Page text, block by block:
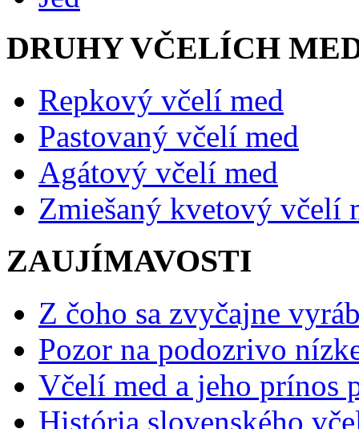
DRUHY VČELÍCH
Repkový včelí med
Pastovaný včelí med
Agátový včelí med
Zmiešaný kvetový včelí
ZAUJÍMAVOSTI
Z čoho sa zvyčajne
Pozor na podozrivo
Včelí med a jeho prínos
História slovenského